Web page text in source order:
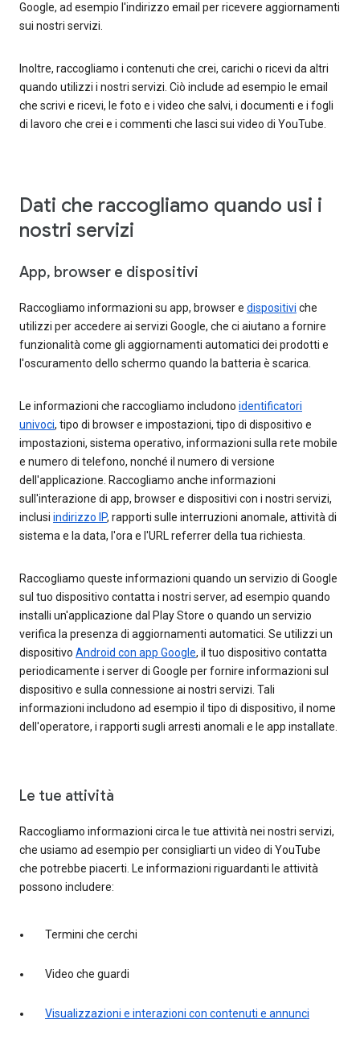
Google, ad esempio l'indirizzo email per ricevere aggiornamenti
sui nostri servizi.
Inoltre, raccogliamo i contenuti che crei, carichi o ricevi da altri
quando utilizzi i nostri servizi. Ciò include ad esempio le email
che scrivi e ricevi, le foto e i video che salvi, i documenti e i fogli
di lavoro che crei e i commenti che lasci sui video di YouTube.
Dati che raccogliamo quando usi i
nostri servizi
App, browser e dispositivi
Raccogliamo informazioni su app, browser e dispositivi che
utilizzi per accedere ai servizi Google, che ci aiutano a fornire
funzionalità come gli aggiornamenti automatici dei prodotti e
l'oscuramento dello schermo quando la batteria è scarica.
Le informazioni che raccogliamo includono identificatori
univoci, tipo di browser e impostazioni, tipo di dispositivo e
impostazioni, sistema operativo, informazioni sulla rete mobile
e numero di telefono, nonché il numero di versione
dell'applicazione. Raccogliamo anche informazioni
sull'interazione di app, browser e dispositivi con i nostri servizi,
inclusi indirizzo IP, rapporti sulle interruzioni anomale, attività di
sistema e la data, l'ora e l'URL referrer della tua richiesta.
Raccogliamo queste informazioni quando un servizio di Google
sul tuo dispositivo contatta i nostri server, ad esempio quando
installi un'applicazione dal Play Store o quando un servizio
verifica la presenza di aggiornamenti automatici. Se utilizzi un
dispositivo Android con app Google, il tuo dispositivo contatta
periodicamente i server di Google per fornire informazioni sul
dispositivo e sulla connessione ai nostri servizi. Tali
informazioni includono ad esempio il tipo di dispositivo, il nome
dell'operatore, i rapporti sugli arresti anomali e le app installate.
Le tue attività
Raccogliamo informazioni circa le tue attività nei nostri servizi,
che usiamo ad esempio per consigliarti un video di YouTube
che potrebbe piacerti. Le informazioni riguardanti le attività
possono includere:
Termini che cerchi
Video che guardi
Visualizzazioni e interazioni con contenuti e annunci